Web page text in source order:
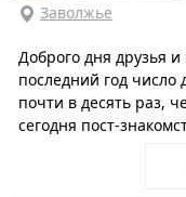
Заволжье
Доброго дня друзья
последний год число
почти в десять раз,
сегодня пост-